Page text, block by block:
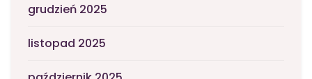
grudzień 2025
listopad 2025